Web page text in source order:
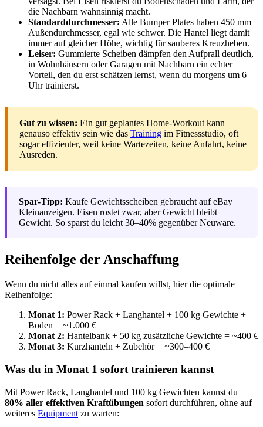
die Nachbarn wahnsinnig macht.
Standarddurchmesser: Alle Bumper Plates haben 450 mm
Außendurchmesser, egal wie schwer. Die Hantel liegt damit
immer auf gleicher Höhe, wichtig für sauberes Kreuzheben.
Leiser: Gummierte Scheiben dämpfen den Aufprall deutlich,
in Wohnhäusern oder Garagen mit Nachbarn ein echter
Vorteil, den du erst schätzen lernst, wenn du morgens um 6
Uhr trainierst.
Gut zu wissen: Ein gut geplantes Home-Workout kann
genauso effektiv sein wie das Training im Fitnessstudio, oft
sogar effizienter, weil keine Wartezeiten, keine Anfahrt, keine
Ausreden.
Spar-Tipp: Kaufe Gewichtsscheiben gebraucht auf eBay
Kleinanzeigen. Eisen rostet zwar, aber Gewicht bleibt
Gewicht. So sparst du leicht 30–40% gegenüber Neuware.
Reihenfolge der Anschaffung
Wenn du nicht alles auf einmal kaufen willst, hier die optimale
Reihenfolge:
Monat 1: Power Rack + Langhantel + 100 kg Gewichte +
Boden = ~1.000 €
Monat 2: Hantelbank + 50 kg zusätzliche Gewichte = ~400 €
Monat 3: Kurzhanteln + Zubehör = ~300–400 €
Was du in Monat 1 sofort trainieren kannst
Mit Power Rack, Langhantel und 100 kg Gewichten kannst du
80% aller effektiven Kraftübungen sofort durchführen, ohne auf
weiteres Equipment zu warten: